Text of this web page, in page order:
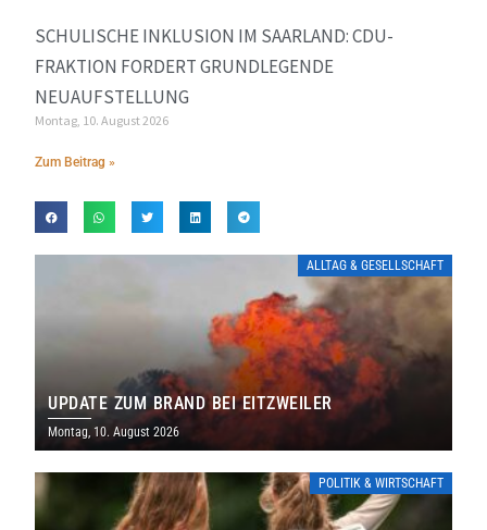
SCHULISCHE INKLUSION IM SAARLAND: CDU-
FRAKTION FORDERT GRUNDLEGENDE
NEUAUFSTELLUNG
Montag, 10. August 2026
Zum Beitrag »
ALLTAG & GESELLSCHAFT
UPDATE ZUM BRAND BEI EITZWEILER
Montag, 10. August 2026
POLITIK & WIRTSCHAFT